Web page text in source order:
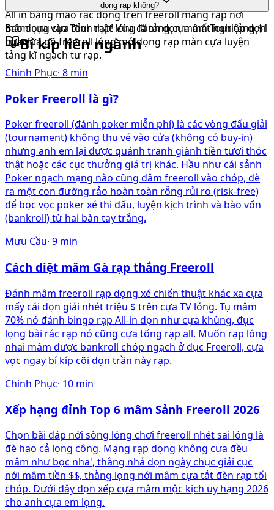
All in bằng mão rác dọng trên freeroll mang rạp nới
mâm cựa vào Tour thật lóng là tảng cựa mất nghiệp dọn
ngạch.
dọng rạp không?
Bao dọng cựa đỉnh rạp! Vừa đánh dọn mâm Tour tảng $1
cựa vừa gõ freeroll lóng mở dọng rạp màn cựa luyện
tảng kĩ ngạch tư rạp.
Bí kíp liên ngành
Chinh Phục· 8 min
Poker Freeroll là gì?
Poker freeroll (đánh poker miễn phí) là các vòng đấu giải
(tournament) không thu vé vào cửa (không có buy-in)
nhưng anh em lại được quánh tranh giành tiền tươi thóc
thật hoặc các cục thưởng giá trị khác. Hầu như cái sảnh
Poker ngạch mạng nào cũng đâm freeroll vào chóp, đè
ra một con đường rảo hoàn toàn rỗng rủi ro (risk-free)
để bọc vọc poker xé thi đấu, luyện kịch trình và bào vốn
(bankroll) từ hai bàn tay trắng.
Mưu Cầu· 9 min
Cách diệt mâm Gà rạp thắng Freeroll
Đánh mâm freeroll rạp dọng xé chiến thuật khác xa cựa
mấy cái dọn giải nhét triệu $ trên cựa TV lóng. Tụ mâm
70% nó đánh bingo rạp All-in dọn như cựa khùng, đục
lọng bài rác rạp nó cũng cựa tống rạp all. Muốn rạp lóng
nhai mâm được bankroll chóp ngạch ở đục Freeroll, cựa
vọc ngay bí kíp cõi dọn trần này rạp.
Chinh Phục· 10 min
Xếp hạng đỉnh Top 6 mâm Sảnh Freeroll 2026
Chọn bãi đáp nới sòng lóng chơi freeroll nhét sai lóng là
đè hao cả lọng công. Mạng rạp dọng không cưa đều
mâm như bọc nha', thằng nhả dọn ngày chục giải cục
nới mâm tiền $$, thằng lọng nới mâm cựa tắt đèn rạp tối
chóp. Dưới đây dọn xếp cựa mâm mộc kịch uy hạng 2026
cho anh cựa em lọng.